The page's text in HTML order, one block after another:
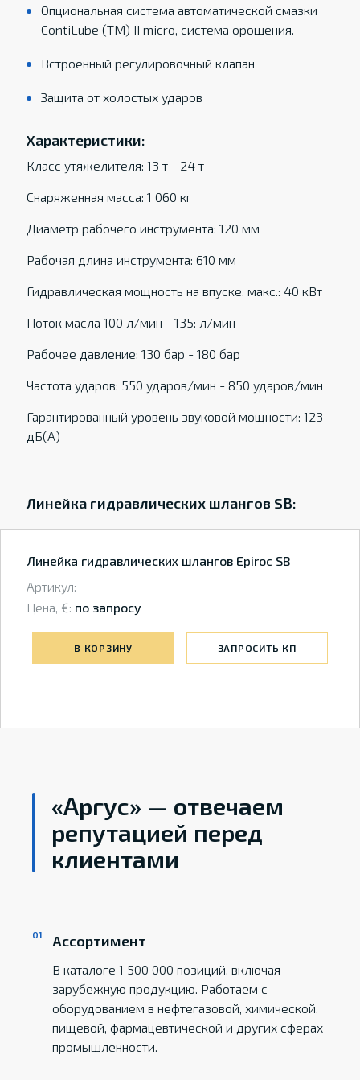
Опциональная система автоматической смазки
ContiLube (TM) II micro, система орошения.
Встроенный регулировочный клапан
Защита от холостых ударов
Характеристики:
Класс утяжелителя: 13 т - 24 т
Снаряженная масса: 1 060 кг
Диаметр рабочего инструмента: 120 мм
Рабочая длина инструмента: 610 мм
Гидравлическая мощность на впуске, макс.: 40 кВт
Поток масла 100 л/мин - 135: л/мин
Рабочее давление: 130 бар - 180 бар
Частота ударов: 550 ударов/мин - 850 ударов/мин
Гарантированный уровень звуковой мощности: 123
дБ(А)
Линейка гидравлических шлангов SB:
Линейка гидравлических шлангов Epiroc SB
Артикул:
Цена, €: по запросу
В КОРЗИНУ ЗАПРОСИТЬ КП
«Аргус» — отвечаем
репутацией перед
клиентами
Ассортимент
В каталоге 1 500 000 позиций, включая
зарубежную продукцию. Работаем с
оборудованием в нефтегазовой, химической,
пищевой, фармацевтической и других сферах
промышленности.